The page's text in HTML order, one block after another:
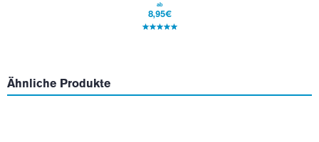
ab
8,95€
Ähnliche Produkte